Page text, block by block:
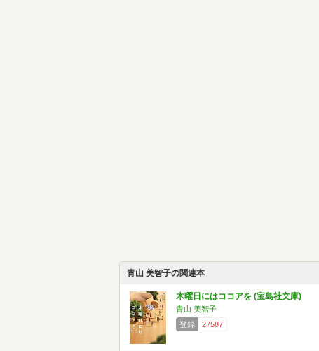
青山 美智子の関連本
木曜日にはココアを (宝島社文庫)
青山 美智子
登録
27587